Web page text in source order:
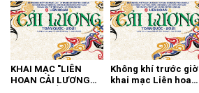
KHAI MẠC "LIÊN
HOAN CẢI LƯƠNG
Không khí trước giờ
khai mạc Liên hoan